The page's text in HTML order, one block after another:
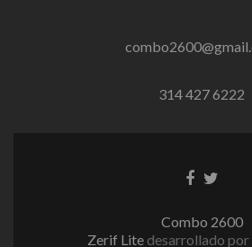
314 427 6222
EnlaceEnlace
Combo 2600
Zerif Lite desarrollado por